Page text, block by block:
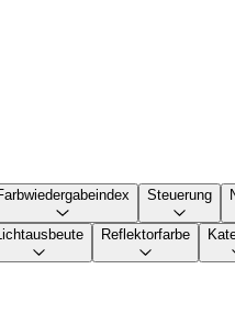
Steuerung
Reflektorfarbe